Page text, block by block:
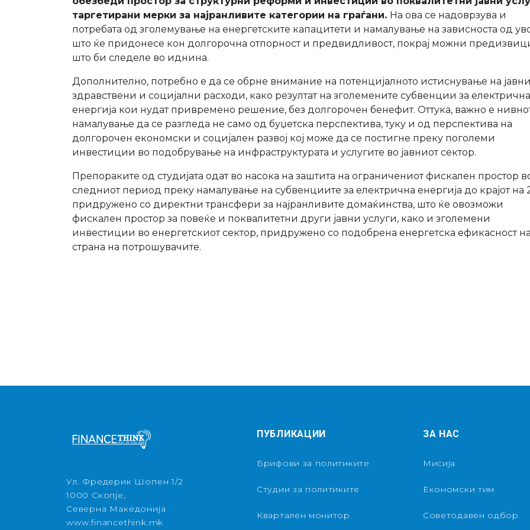
таргетирани мерки за најранливите категории на граѓани. На ова се надоврзува и
потребата од зголемување на енергетските капацитети и намалување на зависноста од
што ќе придонесе кон долгорочна отпорност и предвидливост, покрај можни
што би следеле во иднина.
Дополнително, потребно е да се обрне внимание на потенцијалното истиснување на
здравствени и социјални расходи, како резултат на зголемените субвенции за електрична
енергија кои нудат привремено решение, без долгорочен бенефит. Оттука, важно е
намалување да се разгледа не само од буџетска перспектива, туку и од перспектива на
долгорочен економски и социјален развој кој може да се постигне преку поголеми
инвестиции во подобрување на инфраструктурата и услугите во јавниот сектор.
Препораките од студијата одат во насока на заштита на ограничениот фискален простор
следниот период преку намалување на субвенциите за електрична енергија до крајот на
придружено со директни трансфери за најранливите домаќинства, што ќе овозможи
фискален простор за повеќе и поквалитетни други јавни услуги, како и зголемени
инвестиции во енергетскиот сектор, придружено со подобрена енергетска ефикасност на
страна на потрошувачите.
Ул. Фредерик Шопен 1/2
1000 Скопје,
Северна Македонија
www.financethink.mk
ПУБЛИКАЦИИ
Брифови за политиките
Студии за политиките
Квартален монитор
ЗА НАС
Мисија
Економски тим
Советодавен одбор